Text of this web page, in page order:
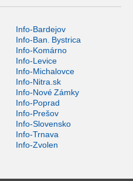
Info-Bardejov
Info-Ban. Bystrica
Info-Komárno
Info-Levice
Info-Michalovce
Info-Nitra.sk
Info-Nové Zámky
Info-Poprad
Info-Prešov
Info-Slovensko
Info-Trnava
Info-Zvolen